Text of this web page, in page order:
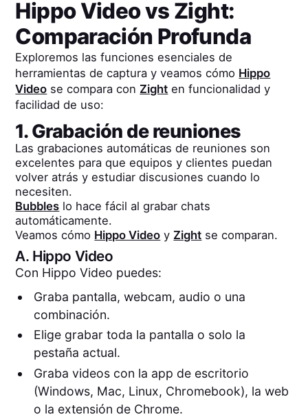
Hippo Videovs Zight:
Comparación Profunda
Exploremos las funciones esenciales de
herramientas de captura y veamos cómo Hippo
Video se compara con Zight en funcionalidad y
facilidad de uso:
1. Grabación de reuniones
Las grabaciones automáticas de reuniones son
excelentes para que equipos y clientes puedan
volver atrás y estudiar discusiones cuando lo
necesiten.
Bubbles lo hace fácil al grabar chats
automáticamente.
Veamos cómo Hippo Video y Zight se comparan.
A. Hippo Video
Con Hippo Video puedes:
Graba pantalla, webcam, audio o una
combinación.
Elige grabar toda la pantalla o solo la
pestaña actual.
Graba videos con la app de escritorio
(Windows, Mac, Linux, Chromebook), la web
o la extensión de Chrome.